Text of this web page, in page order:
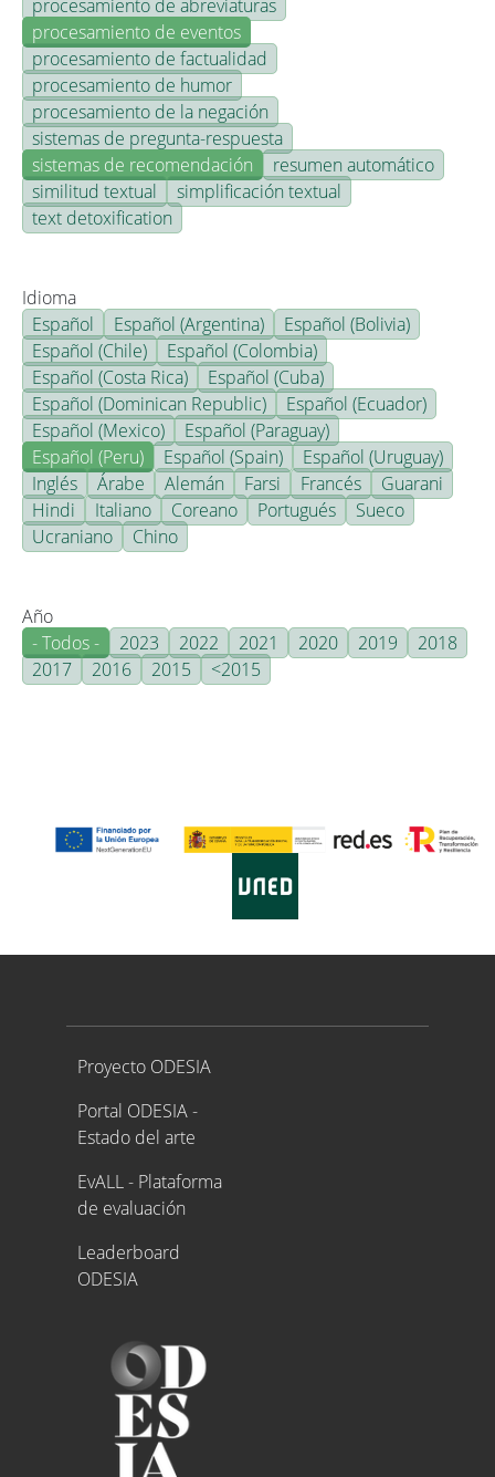
procesamiento de abreviaturas
procesamiento de eventos
procesamiento de factualidad
procesamiento de humor
procesamiento de la negación
sistemas de pregunta-respuesta
sistemas de recomendación
resumen automático
similitud textual
simplificación textual
text detoxification
Idioma
Español
Español (Argentina)
Español (Bolivia)
Español (Chile)
Español (Colombia)
Español (Costa Rica)
Español (Cuba)
Español (Dominican Republic)
Español (Ecuador)
Español (Mexico)
Español (Paraguay)
Español (Peru)
Español (Spain)
Español (Uruguay)
Inglés
Árabe Alemán Farsi Francés
Guarani
Hindi
Italiano Coreano Portugués
Sueco
Ucraniano
Chino
Año
- Todos -
2023 2022 2021 2020 2019
2018
2017
2016 2015 <2015
Proyecto ODESIA
Proyecto ODESIA
Portal ODESIA -
Estado del arte
EvALL - Plataforma
de evaluación
Leaderboard
ODESIA